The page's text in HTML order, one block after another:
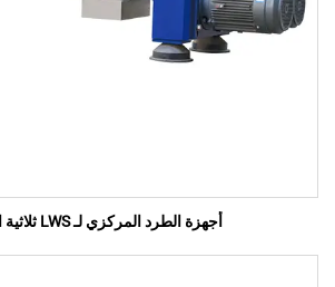
أجهزة الطرد المركزي لـ LWS ثلاثية المراحل